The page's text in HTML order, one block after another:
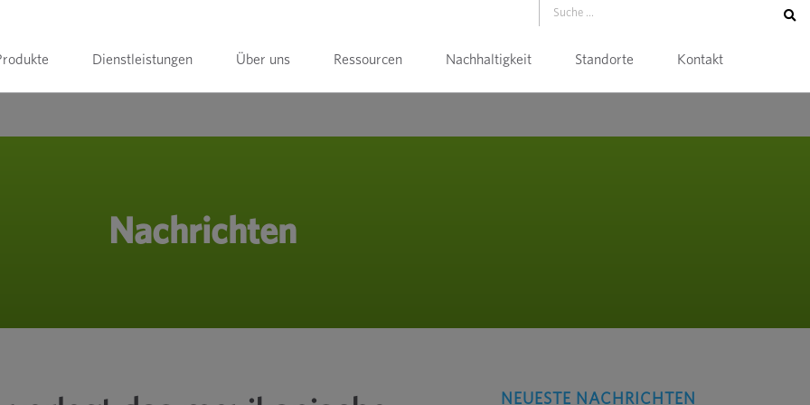
Dienstleistungen Über uns Ressourcen Nachhaltigkeit Standorte Kontakt
Nachrichten
NEUESTE NACHRICHTEN